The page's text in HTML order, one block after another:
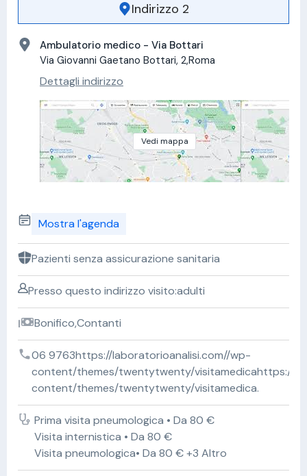
Indirizzo 2
Ambulatorio medico - Via Bottari
Via Giovanni Gaetano Bottari, 2,Roma
Dettagli indirizzo
Vedi mappa
Mostra l'agenda
Pazienti senza assicurazione sanitaria
Presso questo indirizzo visito:adulti
Bonifico,Contanti
06 9763https://laboratorioanalisi.com//wp-
content/themes/twentytwenty/visitamedicahttps://
content/themes/twentytwenty/visitamedica.
Prima visita pneumologica • Da 80 €
Visita internistica • Da 80 €
Visita pneumologica• Da 80 € +3 Altro